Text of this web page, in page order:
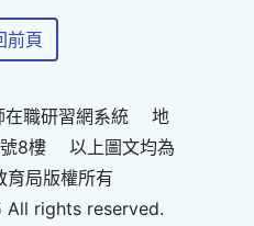
前頁
在職研習網系統 地
號8樓 以上圖文均為
育局版權所有
rights reserved.